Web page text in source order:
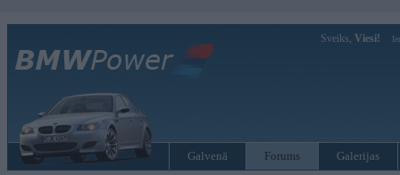
Sveiks, Viesi!
Galvenā Forums Galerijas